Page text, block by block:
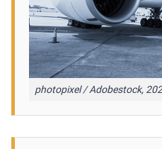
photopixel / Adobestock,